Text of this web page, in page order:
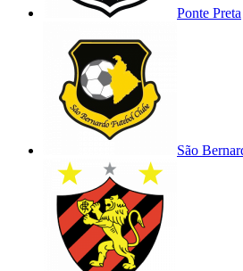
Ponte Preta
São